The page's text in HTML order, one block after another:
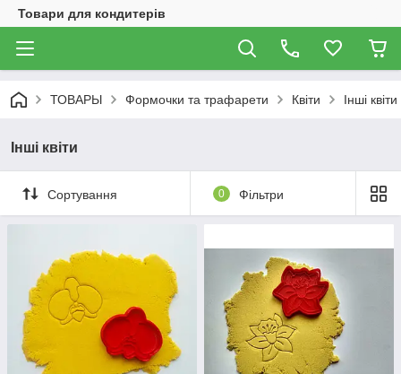
Товари для кондитерів
ТОВАРЫ Формочки та трафарети Квіти Інші квіти
Інші квіти
Сортування 0 Фільтри